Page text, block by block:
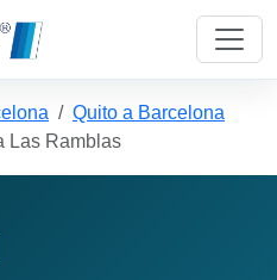
Quito a Barcelona
Las Ramblas